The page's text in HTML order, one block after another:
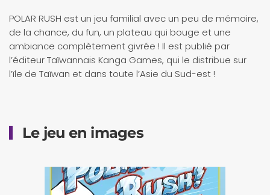
POLAR RUSH est un jeu familial avec un peu de mémoire,
de la chance, du fun, un plateau qui bouge et une
ambiance complètement givrée ! Il est publié par
l’éditeur Taïwannais Kanga Games, qui le distribue sur
l’ïle de Taïwan et dans toute l’Asie du Sud-est !
Le jeu en images